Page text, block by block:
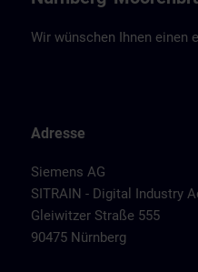
Wir wünschen Ihnen einen
Adresse
Siemens AG
SITRAIN - Digital Industry
Gleiwitzer Straße 555
90475 Nürnberg